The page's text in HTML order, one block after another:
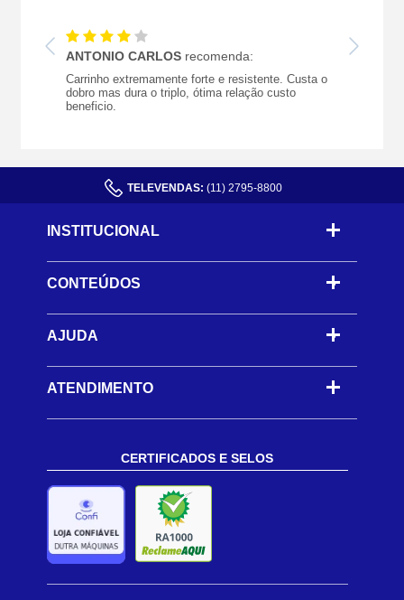
ANTONIO CARLOSrecomenda:
Carrinho extremamente forte e resistente. Custa o
dobro mas dura o triplo, ótima relação custo
beneficio.
TELEVENDAS: (11) 2795-8800
INSTITUCIONAL
CONTEÚDOS -
AJUDA -
ATENDIMENTO
CERTIFICADOS E SELOS